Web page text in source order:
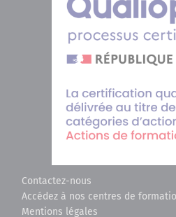
Contactez-nous
Accédez à nos centres de
Mentions légales